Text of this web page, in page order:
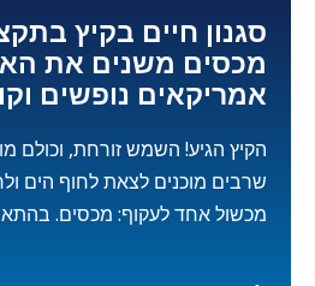
סגנון חיים בקיץ
מכסים משנים את
אמריקאים נופשים
הקיץ הגיע! השמש זורחת, וכולם
שרבים מוכנים לצאת לחוף הים
מכשול אחד לעקוף: מכסים.